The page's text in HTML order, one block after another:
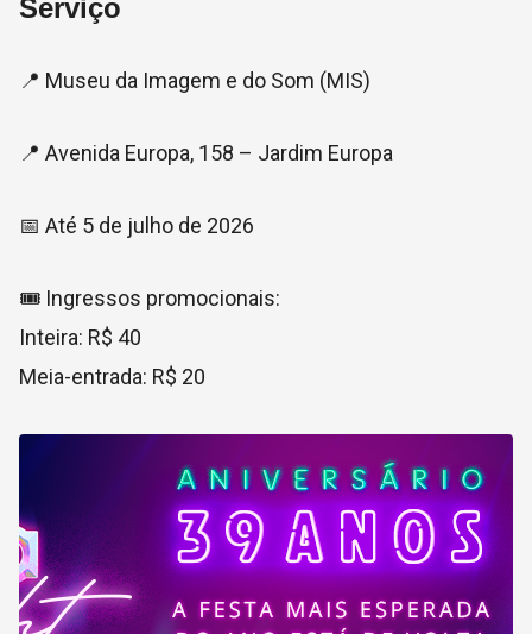
Serviço
📍 Museu da Imagem e do Som (MIS)
📍 Avenida Europa, 158 – Jardim Europa
📅 Até 5 de julho de 2026
🎟️ Ingressos promocionais:
Inteira: R$ 40
Meia-entrada: R$ 20